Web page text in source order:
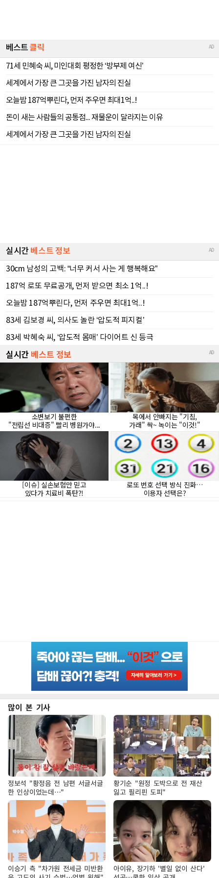
많이 본 기사
정보석 "황정음 전 남편 서글서글
한 인상이었는데…"
황기순 "원정 도박으로 전 재산
잃고 필리핀 도피"
이승기 측 "차가원 전세금 미반환
아이유, 장기하 '별일 없이 산다'